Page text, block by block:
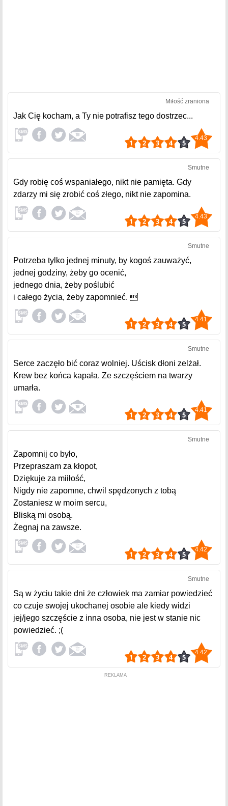
Miłość zraniona
Jak Cię kocham, a Ty nie potrafisz tego dostrzec...
4.43
Smutne
Gdy robię coś wspaniałego, nikt nie pamięta. Gdy
zdarzy mi się zrobić coś złego, nikt nie zapomina.
4.43
Smutne
Potrzeba tylko jednej minuty, by kogoś zauważyć,
jednej godziny, żeby go ocenić,
jednego dnia, żeby poślubić
i całego życia, żeby zapomnieć. 
4.41
Smutne
Serce zaczęło bić coraz wolniej. Uścisk dłoni zelżał.
Krew bez końca kapała. Ze szczęściem na twarzy
umarła.
4.41
Smutne
Zapomnij co było,
Przepraszam za kłopot,
Dziękuje za miiłość,
Nigdy nie zapomne, chwil spędzonych z tobą
Zostaniesz w moim sercu,
Bliską mi osobą.
Żegnaj na zawsze.
4.42
Smutne
Są w życiu takie dni że człowiek ma zamiar powiedzieć
co czuje swojej ukochanej osobie ale kiedy widzi
jej/jego szczęście z inna osoba, nie jest w stanie nic
powiedzieć. ;(
4.42
REKLAMA